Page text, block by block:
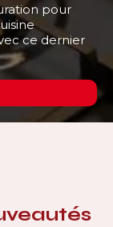
pour
ce dernier